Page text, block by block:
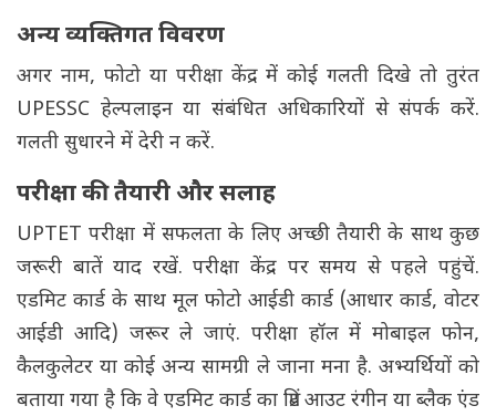
अन्य व्यक्तिगत विवरण
अगर नाम, फोटो या परीक्षा केंद्र में कोई गलती दिखे तो तुरंत
UPESSC हेल्पलाइन या संबंधित अधिकारियों से संपर्क करें.
गलती सुधारने में देरी न करें.
परीक्षा की तैयारी और सलाह
UPTET परीक्षा में सफलता के लिए अच्छी तैयारी के साथ कुछ
जरूरी बातें याद रखें. परीक्षा केंद्र पर समय से पहले पहुंचें.
एडमिट कार्ड के साथ मूल फोटो आईडी कार्ड (आधार कार्ड, वोटर
आईडी आदि) जरूर ले जाएं. परीक्षा हॉल में मोबाइल फोन,
कैलकुलेटर या कोई अन्य सामग्री ले जाना मना है. अभ्यर्थियों को
बताया गया है कि वे एडमिट कार्ड का प्रिंट आउट रंगीन या ब्लैक एंड